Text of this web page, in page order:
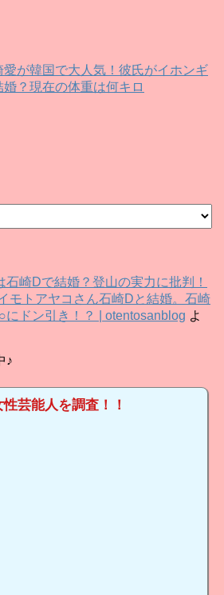
愛が韓国で大人気！彼氏がイホンギ
婚？現在の体重は何キロ
崎Dで結婚？登山の実力に批判！
モトアヤコさん石崎Dと結婚。石崎
にドン引き！？ | otentosanblog よ
♪
芸能人を調査！！